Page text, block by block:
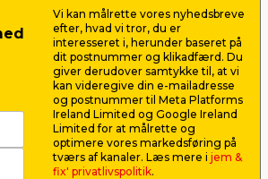
Tlf. kundeservice: 79425942
Tlf. administration: 76413500
kundeservice@jemfix.com
e-mærket certifikat her
Vi kan målrette vores nyhedsbreve
efter, hvad vi tror, du er
interesseret i, herunder baseret på
dit postnummer og klikadfærd. Du
giver derudover samtykke til, at vi
kan videregive din e-mailadresse
og postnummer til Meta Platforms
Ireland Limited og Google Ireland
Limited for at målrette og
optimere vores markedsføring på
tværs af kanaler. Læs mere i jem &
fix' privatlivspolitik.